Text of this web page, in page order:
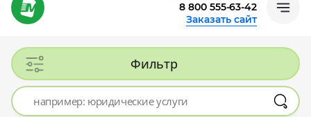
8 800 555-63-42
Заказать сайт
Фильтр